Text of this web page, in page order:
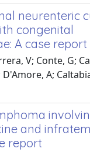
neurenteric
congenital
A case report
V; Conte, G;
A;
and
report